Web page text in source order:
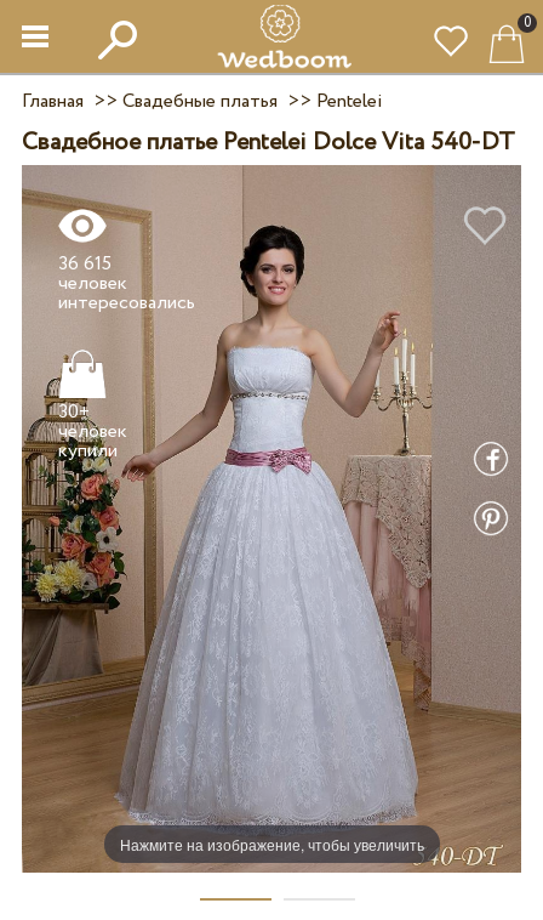
0
Главная >> Свадебные платья >> Pentelei
Свадебное платье Pentelei Dolce Vita 540-DT
Нажмите на изображение, чтобы увеличить
36 615
человек
30+
человек